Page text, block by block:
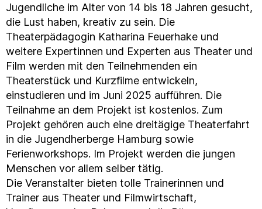
Jugendliche im Alter von 14 bis 18 Jahren gesucht,
die Lust haben, kreativ zu sein. Die
Theaterpädagogin Katharina Feuerhake und
weitere Expertinnen und Experten aus Theater und
Film werden mit den Teilnehmenden ein
Theaterstück und Kurzfilme entwickeln,
einstudieren und im Juni 2025 aufführen. Die
Teilnahme an dem Projekt ist kostenlos. Zum
Projekt gehören auch eine dreitägige Theaterfahrt
in die Jugendherberge Hamburg sowie
Ferienworkshops. Im Projekt werden die jungen
Menschen vor allem selber tätig.
Die Veranstalter bieten tolle Trainerinnen und
Trainer aus Theater und Filmwirtschaft,